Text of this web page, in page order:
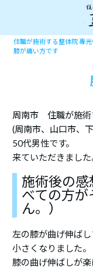
住職が施術する整体院 專光
膝が痛い方です
周南市 住職が施術
(周南市、山口市、
50代男性です。
来ていただきました
施術後の
べての方
ん。）
左の膝が曲げ伸ば
小さくなりました。
膝の曲げ伸ばしが楽